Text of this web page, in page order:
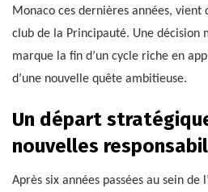
Monaco ces dernières années, vient
club de la Principauté. Une décision
marque la fin d’un cycle riche en
d’une nouvelle quête ambitieuse.
Un départ
nouvelles
Après six années passées au sein de